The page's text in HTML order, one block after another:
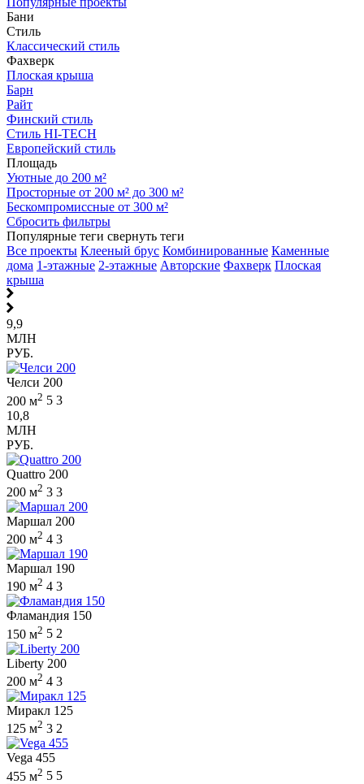
Бани
Стиль
Классический стиль
Фахверк
Плоская крыша
Барн
Райт
Финский стиль
Стиль HI-TECH
Европейский стиль
Площадь
Уютные до 200 м²
Просторные от 200 м² до 300 м²
Бескомпромиссные от 300 м²
Сбросить фильтры
Популярные теги свернуть теги
Все проекты Клееный брус Комбинированные Каменные
дома 1-этажные 2-этажные Авторские Фахверк Плоская
крыша
9,9
МЛН
РУБ.
Челси 200
200 м2 5 3
10,8
МЛН
РУБ.
Quattro 200
200 м2 3 3
Маршал 200
200 м2 4 3
Маршал 190
190 м2 4 3
Фламандия 150
150 м2 5 2
Liberty 200
200 м2 4 3
Миракл 125
125 м2 3 2
Vega 455
455 м2 5 5